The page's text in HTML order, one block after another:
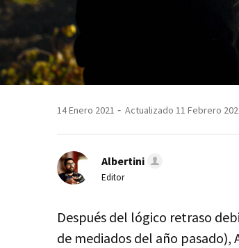
14 Enero 2021 Actualizado 11 Febrero
Albertini
Editor
Después del lógico retraso
de mediados del año pasado),